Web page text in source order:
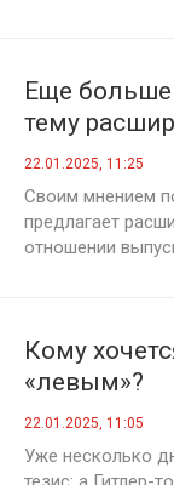
Еще
тему
22.01.2025, 11:25
Своим мнением
предлагает
отношении
Кому
«левым»?
22.01.2025, 11:05
Уже несколько